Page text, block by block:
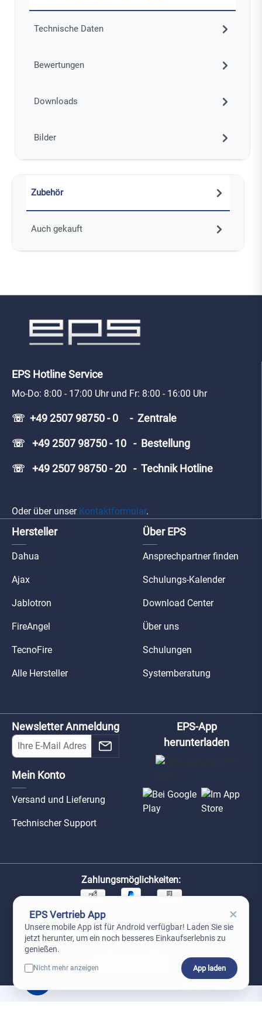
Technische Daten
Bewertungen
Downloads
Bilder
Zubehör
Auch gekauft
EPS Hotline Service
Mo-Do: 8:00 - 17:00 Uhr und Fr: 8:00 - 16:00 Uhr
☏ +49 2507 98750 - 0 - Zentrale
☏ +49 2507 98750 - 10 - Bestellung
☏ +49 2507 98750 - 20 - Technik Hotline
Oder über unser Kontaktformular.
Hersteller
Dahua
Ajax
Jablotron
FireAngel
TecnoFire
Alle Hersteller
Über EPS
Ansprechpartner finden
Schulungs-Kalender
Download Center
Über uns
Schulungen
Systemberatung
Newsletter Anmeldung
Mein Konto
Versand und Lieferung
Technischer Support
EPS-App
herunterladen
Zahlungsmöglichkeiten:
Unsere Versandpartner:
EPS Vertrieb App ×
Unsere mobile App ist für Android verfügbar! Laden Sie sie
jetzt herunter, um ein noch besseres Einkaufserlebnis zu
genießen.
Nicht mehr anzeigen App laden